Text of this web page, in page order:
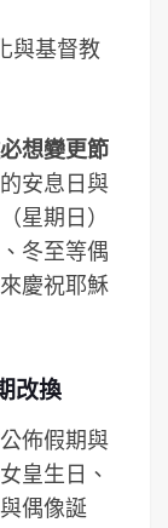
與基督教
想變更節
安息日與
星期日）
冬至等偶
慶祝耶穌
改換
佈假期與
皇生日、
偶像誕